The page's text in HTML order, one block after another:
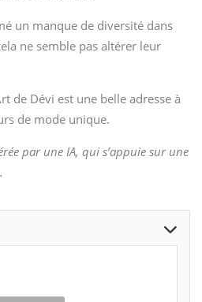
un manque de diversité dans
ne semble pas altérer leur
de Dévi est une belle adresse à
de mode unique.
par une IA, qui s’appuie sur une